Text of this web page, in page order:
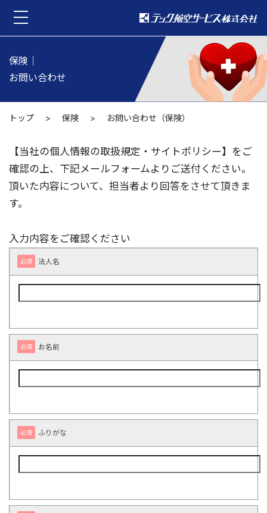
toggle navigation
保険｜
お問い合わせ
トップ > 保険 > お問い合わせ（保険）
【当社の個人情報の取扱規定・サイトポリシー】をご
確認の上、下記メールフォームよりご送付ください。
頂いた内容について、担当者より回答をさせて頂きま
す。
入力内容をご確認ください
必須 法人名
必須 お名前
必須 ふりがな